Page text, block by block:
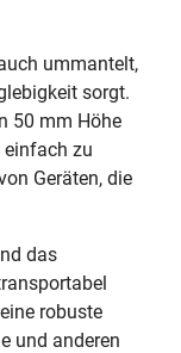
ummantelt,
sorgt.
50 mm Höhe
einfach zu
Geräten, die
das
robuste
und anderen